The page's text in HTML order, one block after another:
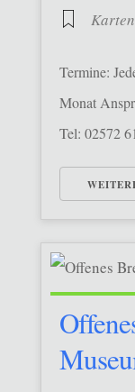
Termine:
Monat
Tel: 02572